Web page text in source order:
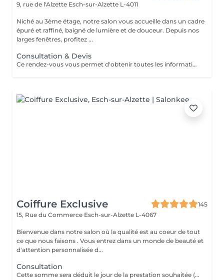
9, rue de l'Alzette Esch-sur-Alzette L-4011
Niché au 3ème étage, notre salon vous accueille dans un cadre
épuré et raffiné, baigné de lumière et de douceur. Depuis nos
larges fenêtres, profitez ...
Consultation & Devis
Ce rendez-vous vous permet d'obtenir toutes les informations nécessaires avant votre prestation : - conseils personnalisés - étude de vos besoins - diagnostic du cheveu Le montant de la consultation sera déduit de votre prestation finale si vous réservez immédiatement après ce rendez-vous.
Coiffure Exclusive
145
15, Rue du Commerce Esch-sur-Alzette L-4067
Bienvenue dans notre salon où la qualité est au coeur de tout
ce que nous faisons . Vous entrez dans un monde de beauté et
d'attention personnalisée d...
Consultation
Cette somme sera déduit le jour de la prestation souhaitée ( a valoir dans les 3 mois qui suivent la consultations)